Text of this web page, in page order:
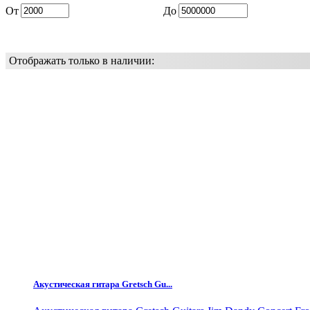
От До
Отображать только в наличии:
Акустическая гитара Gretsch Gu...